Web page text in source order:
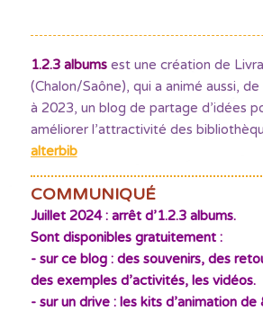
1.2.3 albumsest une création de
(Chalon/Saône), qui a animé aussi,
à 2023, un blog de partage d’idées
améliorer l’attractivité des
alterbib
COMMUNIQUÉ
Juillet 2024 : arrêt d’1.2.3 albums.
Sont disponibles gratuitement :
- sur ce blog : des souvenirs, des
des exemples d’activités, les vidéos.
- sur un drive : les kits d’animation